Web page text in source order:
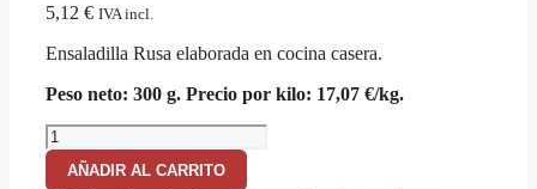
5,12 € IVA incl.
Ensaladilla Rusa elaborada en cocina casera.
Peso neto: 300 g. Precio por kilo: 17,07 €/kg.
AÑADIR AL CARRITO